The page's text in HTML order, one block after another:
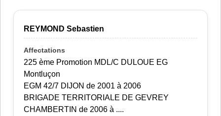
REYMOND Sebastien
225 ème Promotion MDL/C DULOUE EG
Montluçon
EGM 42/7 DIJON de 2001 à 2006
BRIGADE TERRITORIALE DE GEVREY
CHAMBERTIN de 2006 à ....